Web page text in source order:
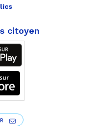
citoyen